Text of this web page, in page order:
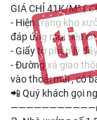
GIÁ CHỈ 41K/M² (
- Hiện trạng kho
đáp ứng mọi tiêu
- Giấy tờ pháp lý
- Đường xá giao
vào thoải mái , có
📲 Quý khách gọi